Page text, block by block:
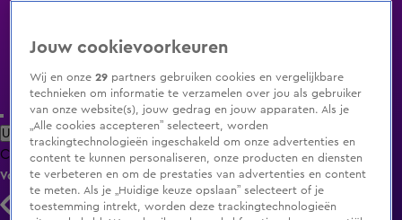
Uitzending Gemist Populaire programma's Zenders Genres
ClipsFilmsRadioSmart TV inlogShop
Volg KIJK
Jouw cookievoorkeuren
Wij en onze29 partners gebruiken cookies en vergelijkbare
technieken om informatie te verzamelen over jou als gebruiker
van onze website(s), jouw gedrag en jouw apparaten. Als je
„Alle cookies accepteren” selecteert, worden
trackingtechnologieën ingeschakeld om onze advertenties en
content te kunnen personaliseren, onze producten en diensten
te verbeteren en om de prestaties van advertenties en content
te meten. Als je „Huidige keuze opslaan” selecteert of je
toestemming intrekt, worden deze trackingtechnologieën